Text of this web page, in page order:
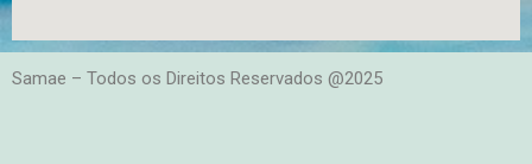
Samae – Todos os Direitos Reservados @2025